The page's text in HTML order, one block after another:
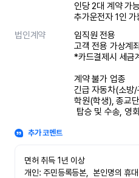
인당 2대 계약 가능
추가운전자 1인 가
법인계약
임직원 전용
고객 전용 가상계
*카드결제시 세금
계약 불가 업종
긴급 자동차(소방
학원(학생), 종교
탑승 및 수송, 영
추가 코멘트
면허 취득 1년 이상
개인: 주민등록등본,  본인명의 휴